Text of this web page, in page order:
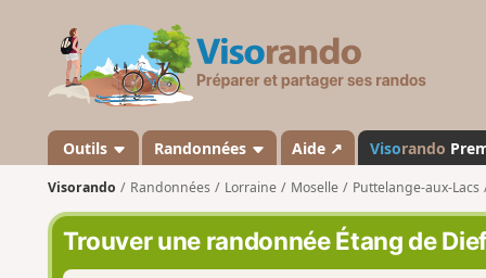
s
a
n
d
o
Outils Randonnées Aide ↗ Visorando
Visorando Randonnées Lorraine Moselle Puttelange-aux-Lacs
Trouver une randonnée Étang de